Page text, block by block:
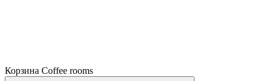
Корзина Coffee rooms